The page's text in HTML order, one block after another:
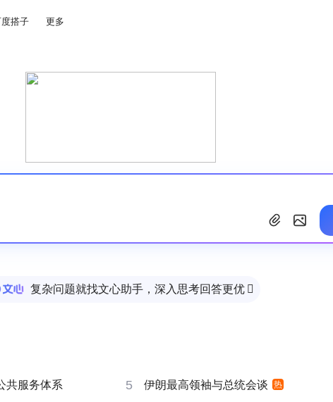
搭子 更多
复杂问题就找文心助手，深入思考回答更优 
共服务体系 5 伊朗最高领袖与总统会谈 热